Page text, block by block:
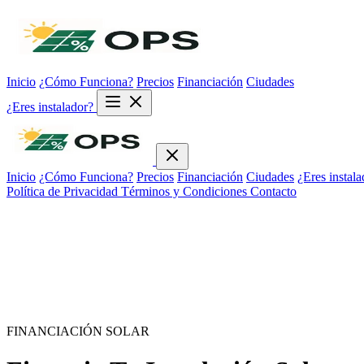
Inicio ¿Cómo Funciona? Precios Financiación Ciudades
¿Eres instalador?
Inicio ¿Cómo Funciona? Precios Financiación Ciudades ¿Eres
Política de Privacidad Términos y Condiciones Contacto
FINANCIACIÓN SOLAR